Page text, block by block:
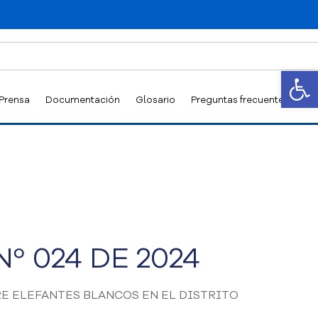
Documentación Glosario Preguntas frecuentes
024 DE 2024
ELEFANTES BLANCOS EN EL DISTRITO